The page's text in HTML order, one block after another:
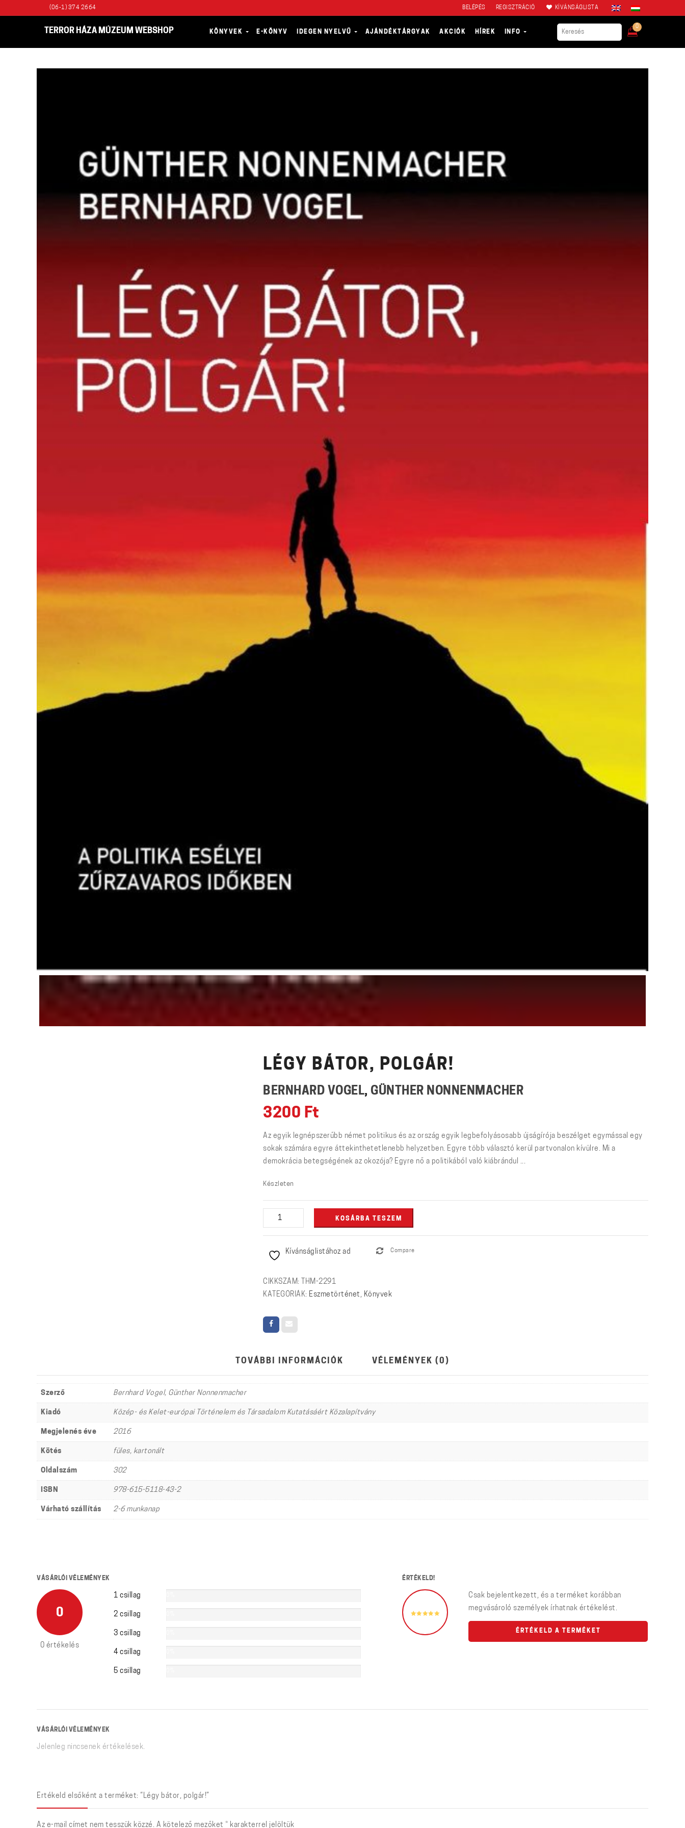
(06-1) 374 2664 BELÉPÉS REGISZTRÁCIÓ KÍVÁNSÁGLISTA
TERROR HÁZA MÚZEUM WEBSHOP KÖNYVEK E-KÖNYV IDEGEN NYELVŰ AJÁNDÉKTÁRGYAK AKCIÓK HÍREK INFO
0
LÉGY BÁTOR, POLGÁR!
BERNHARD VOGEL, GÜNTHER NONNENMACHER
3200 Ft
Az egyik legnépszerűbb német politikus és az ország egyik legbefolyásosabb újságírója beszélget egymással egy
sokak számára egyre áttekinthetetlenebb helyzetben. Egyre több választó kerül partvonalon kívülre. Mi a
demokrácia betegségének az okozója? Egyre nő a politikából való kiábrándul ...
Készleten
Légy
bátor,
mennyiség
KOSÁRBA TESZEM
Kívánságlistához ad Compare
CIKKSZÁM: THM-2291
KATEGÓRIÁK: Eszmetörténet , Könyvek
TOVÁBBI INFORMÁCIÓK VÉLEMÉNYEK (0)
Szerző Bernhard Vogel, Günther Nonnenmacher
Kiadó Közép- és Kelet-európai Történelem és Társadalom Kutatásáért Közalapítvány
Megjelenés éve 2016
Kötés füles, kartonált
Oldalszám 302
ISBN 978-615-5118-43-2
Várható szállítás 2-6 munkanap
VÁSÁRLÓI VÉLEMÉNYEK
0
0 értékelés
1 csillag
2 csillag
3 csillag
4 csillag
5 csillag
ÉRTÉKELD!
Csak bejelentkezett, és a terméket korábban
megvásároló személyek írhatnak értékelést.
ÉRTÉKELD A TERMÉKET
VÁSÁRLÓI VÉLEMÉNYEK
Jelenleg nincsenek értékelések.
Értékeld elsőként a terméket: “Légy bátor, polgár!”
Az e-mail címet nem tesszük közzé. A kötelező mezőket * karakterrel jelöltük